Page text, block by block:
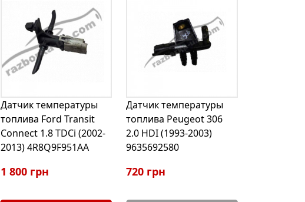
Датчик температуры
топлива Ford Transit
Connect 1.8 TDCi (2002-
2013) 4R8Q9F951AA
1 800 грн
Датчик температуры
топлива Peugeot 306
2.0 HDI (1993-2003)
9635692580
720 грн